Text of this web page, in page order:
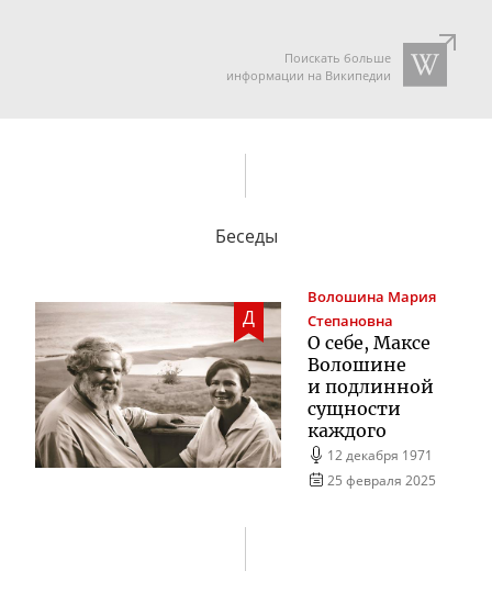
Поискать больше
информации на Википедии
Беседы
Д
Волошина Мария
Степановна
О себе, Максе
Волошине
и подлинной
сущности
каждого
12 декабря 1971
25 февраля 2025